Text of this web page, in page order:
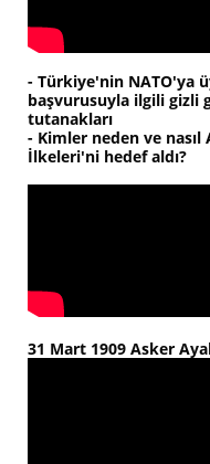
- Türkiye'nin NATO'ya
başvurusuyla ilgili gizli
tutanakları
- Kimler neden ve
İlkeleri'ni hedef aldı?
31 Mart 1909 Asker